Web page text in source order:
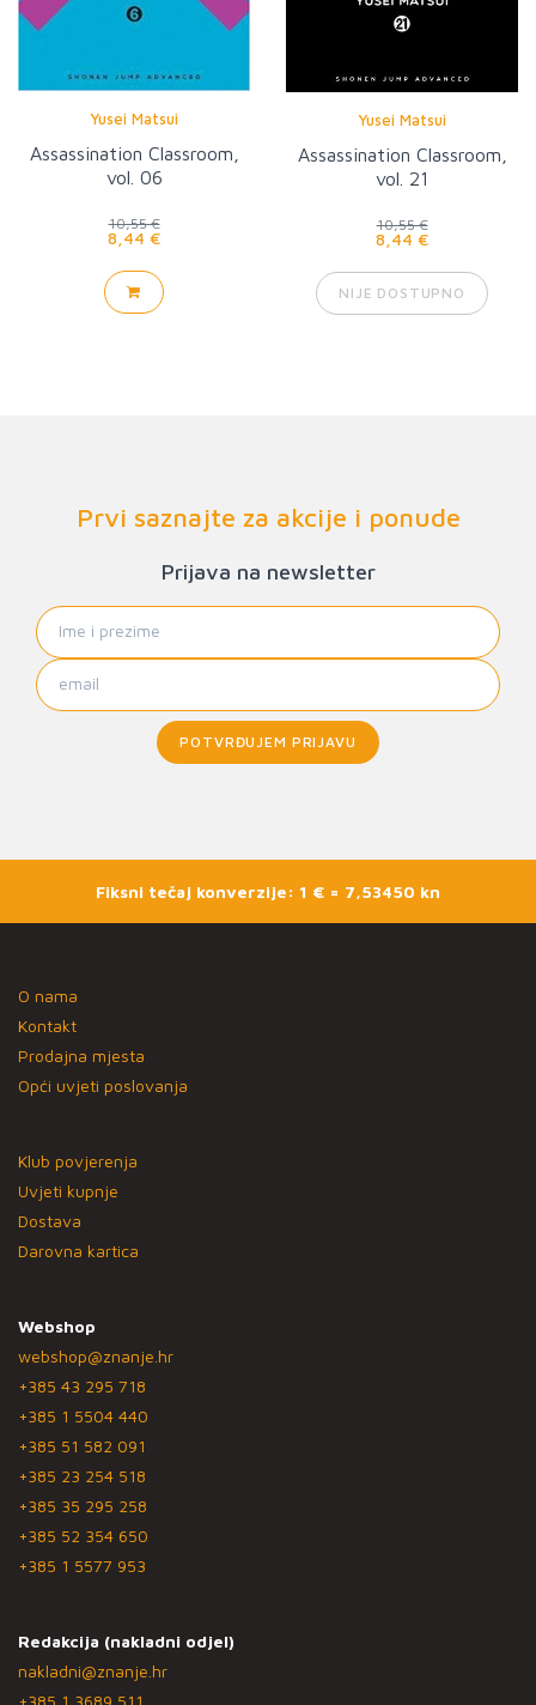
Yusei Matsui
Assassination Classroom,
vol. 06
10,55 €
8,44 €
Yusei Matsui
Assassination Classroom,
vol. 21
10,55 €
8,44 €
NIJE DOSTUPNO
Prvi saznajte za akcije i ponude
Prijava na newsletter
POTVRĐUJEM PRIJAVU
Fiksni tečaj konverzije: 1 € = 7,53450 kn
O nama
Kontakt
Prodajna mjesta
Opći uvjeti poslovanja
Klub povjerenja
Uvjeti kupnje
Dostava
Darovna kartica
Webshop
webshop@znanje.hr
+385 43 295 718
+385 1 5504 440
+385 51 582 091
+385 23 254 518
+385 35 295 258
+385 52 354 650
+385 1 5577 953
Redakcija (nakladni odjel)
nakladni@znanje.hr
+385 1 3689 511